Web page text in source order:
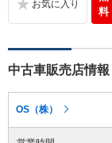
料
中古車販売店情報
OS（株）